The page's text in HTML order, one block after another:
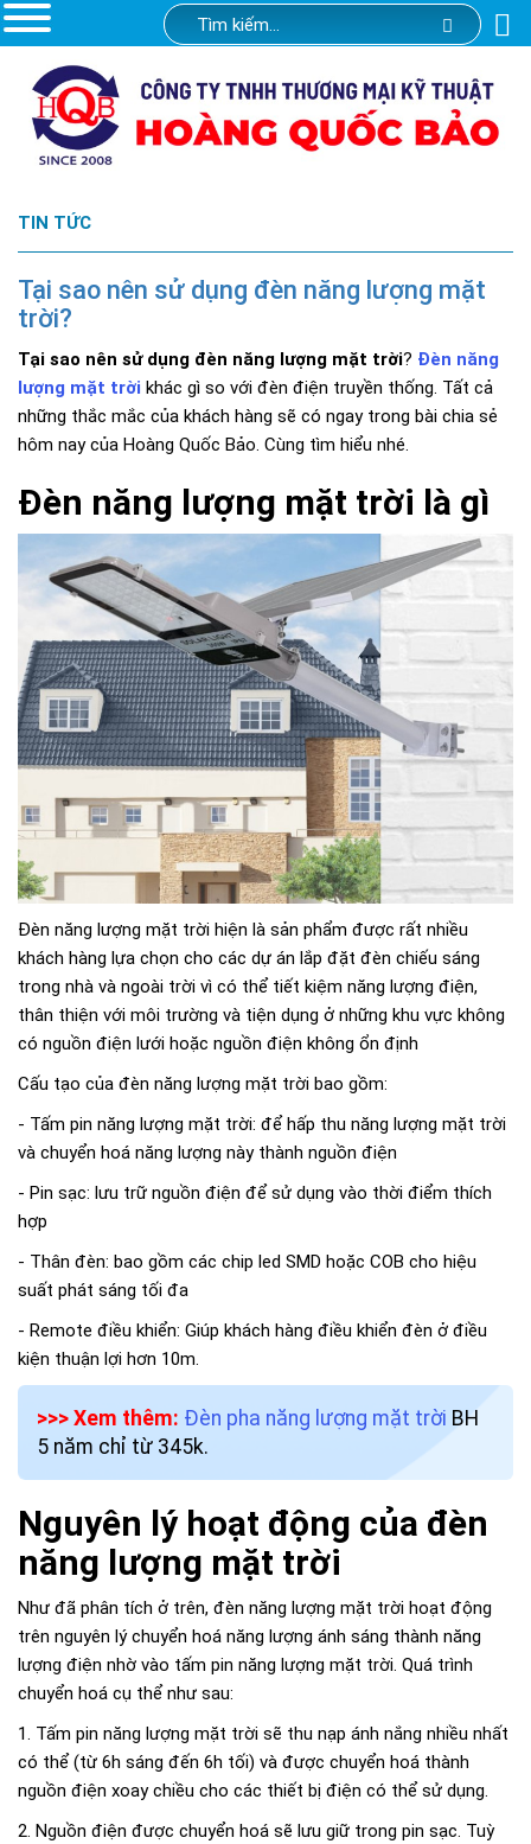
TIN TỨC
Tại sao nên sử dụng đèn năng lượng mặt
trời?
Tại sao nên sử dụng đèn năng lượng mặt trời? Đèn năng
lượng mặt trời khác gì so với đèn điện truyền thống. Tất cả
những thắc mắc của khách hàng sẽ có ngay trong bài chia sẻ
hôm nay của Hoàng Quốc Bảo. Cùng tìm hiểu nhé.
Đèn năng lượng mặt trời là gì
Đèn năng lượng mặt trời hiện là sản phẩm được rất nhiều
khách hàng lựa chọn cho các dự án lắp đặt đèn chiếu sáng
trong nhà và ngoài trời vì có thể tiết kiệm năng lượng điện,
thân thiện với môi trường và tiện dụng ở những khu vực không
có nguồn điện lưới hoặc nguồn điện không ổn định
Cấu tạo của đèn năng lượng mặt trời bao gồm:
- Tấm pin năng lượng mặt trời: để hấp thu năng lượng mặt trời
và chuyển hoá năng lượng này thành nguồn điện
- Pin sạc: lưu trữ nguồn điện để sử dụng vào thời điểm thích
hợp
- Thân đèn: bao gồm các chip led SMD hoặc COB cho hiệu
suất phát sáng tối đa
- Remote điều khiển: Giúp khách hàng điều khiển đèn ở điều
kiện thuận lợi hơn 10m.
>>> Xem thêm: Đèn pha năng lượng mặt trời BH
5 năm chỉ từ 345k.
Nguyên lý hoạt động của đèn
năng lượng mặt trời
Như đã phân tích ở trên, đèn năng lượng mặt trời hoạt động
trên nguyên lý chuyển hoá năng lượng ánh sáng thành năng
lượng điện nhờ vào tấm pin năng lượng mặt trời. Quá trình
chuyển hoá cụ thể như sau:
1. Tấm pin năng lượng mặt trời sẽ thu nạp ánh nắng nhiều nhất
có thể (từ 6h sáng đến 6h tối) và được chuyển hoá thành
nguồn điện xoay chiều cho các thiết bị điện có thể sử dụng.
2. Nguồn điện được chuyển hoá sẽ lưu giữ trong pin sạc. Tuỳ